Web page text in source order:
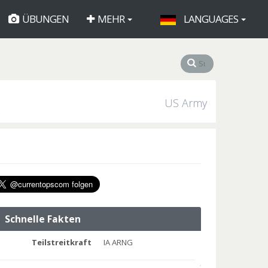
ÜBUNGEN MEHR LANGUAGES
US Army
Schnelle Fakten
Teilstreitkraft IA ARNG